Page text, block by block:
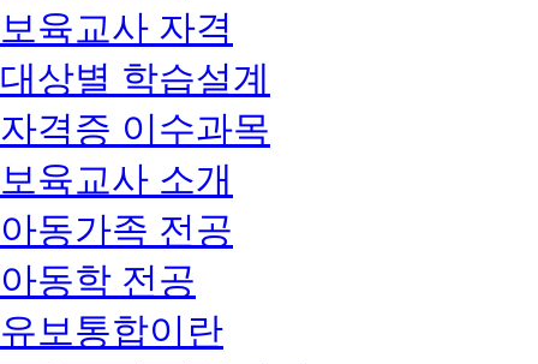
보육교사 자격
대상별 학습설계
자격증 이수과목
보육교사 소개
아동가족 전공
아동학 전공
유보통합이란